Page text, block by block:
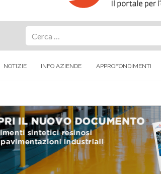
NOTIZIE INFO AZIENDE APPROFONDIMENTI